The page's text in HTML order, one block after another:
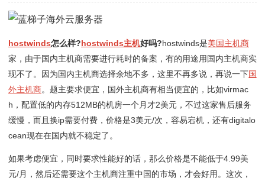
hostwinds怎么样?hostwinds主机好吗?hostwinds是美国主机商
家，由于国内主机商需要进行耗时的备案，有的用途用国内主机商实
现不了。因为国内主机商选择余地不多，这里不再多说，再说一下国
外主机商。题主要求便宜，国外主机商有相当便宜的，比如virmac
h，配置低的内存512MB的机房一个月才2美元，不过这家售后服务
缓慢，而且换ip需要付费，价格是3美元/次，容易宕机，还有digitalo
cean现在在国内就不稳定了。
如果考虑便宜，同时要求性能好的话，那么价格是不能低于4.99美
元/月，然后还需要这个主机商注重中国的市场，才会好用。这次，